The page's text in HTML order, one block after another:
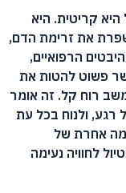
היא קריטית. היא
את זרימת הדם,
הרפואיים,
פשוט להטות את
רוח קל. זה אומר
רגע, ולנוח בכל עת
אחרת של
לחוויה נעימה